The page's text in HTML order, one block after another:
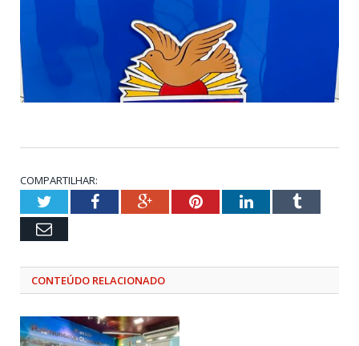
COMPARTILHAR:
TwitterFacebookGoogle+PinterestLinkedInTumblr
Email
CONTEÚDO RELACIONADO